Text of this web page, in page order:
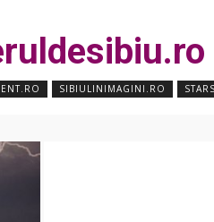
SIBIULINIMAGINI.RO